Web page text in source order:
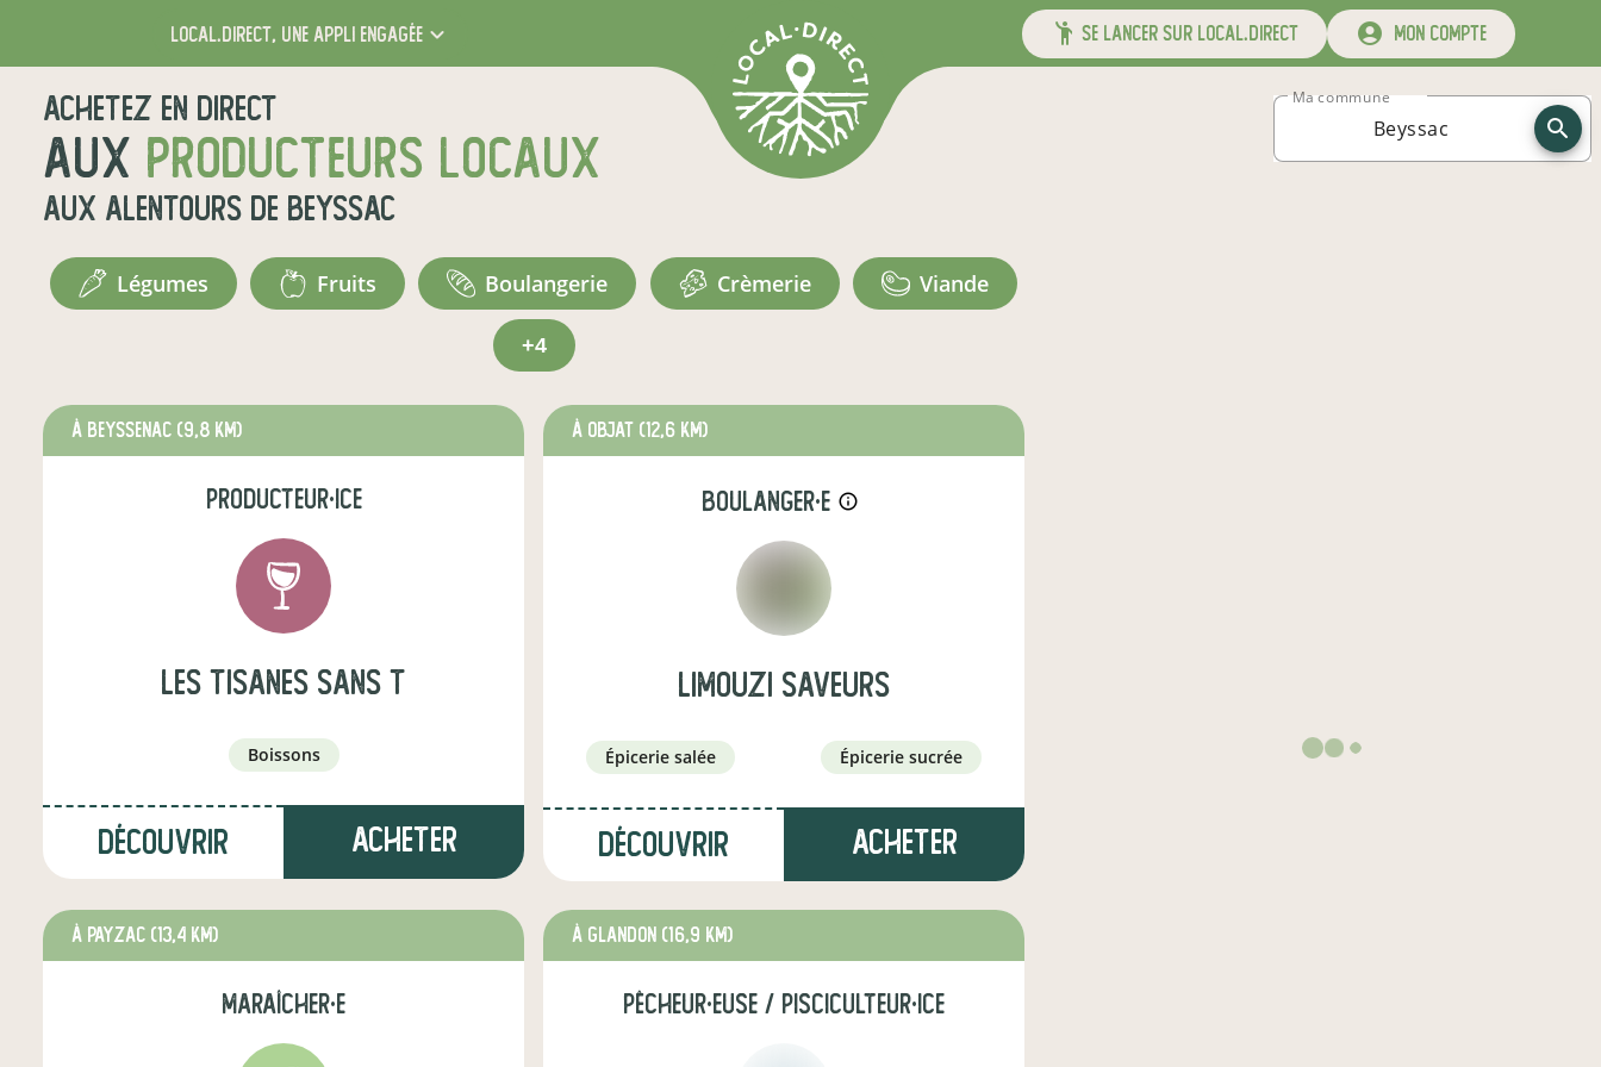
local.direct, une appli engagée se lancer sur local.direct mon compte
Achetez en direct
aux producteurs locaux
aux alentours de Beyssac
légumes fruits boulangerie crèmerie viande
+4
Ma commune
à Beyssenac (9,8 km)
producteur·ice
Les tisanes sans T
boissons
Découvrir Acheter
à Objat (12,6 km)
boulanger·e info_outline
limouzi saveurs
épicerie salée épicerie sucrée
Découvrir Acheter
à Payzac (13,4 km)
maraîcher·e
à Glandon (16,9 km)
pêcheur·euse / pisciculteur·ice